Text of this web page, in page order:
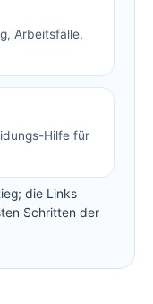
Arbeitsfälle,
Hilfe für
die Links
Schritten der